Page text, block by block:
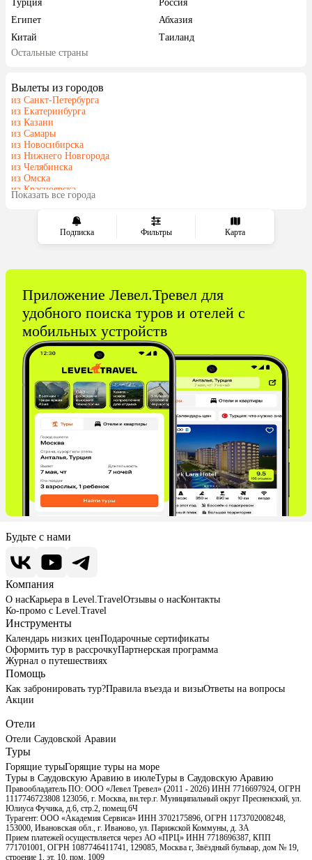
Подписка Фильтры Карта
Турция
Россия
Египет
Абхазия
Китай
Таиланд
Вьетнам
Индонезия
Шри-Ланка
Индия
Марокко
Оман
Венесуэла
Куба
Остальные страны
Вылеты из городов
из Санкт-Петербурга
из Екатеринбурга
из Казани
из Самары
из Новосибирска
из Нижнего Новгорода
из Челябинска
из Омска
из Красноярска
из Волгограда
Показать все города
Приложение Левел.Тревел для
удобного поиска туров и отелей с
мобильных устройств
Будьте с нами
Компания
О насКарьера в Level.TravelОтзывы о насКонтакты
Ко-промо с Level.Travel
Инструменты
Календарь низких ценПодарочные сертификаты
Оформить тур в рассрочкуПартнерская программа
Журнал о путешествиях
Помощь
Как забронировать тур?Правила въезда и визыОтветы на вопросы
Акции
Отели
Отели Саудовской Аравии
Туры
Горящие турыГорящие туры на море
Туры в Саудовскую Аравию в июлеТуры в Саудовскую Аравию
Правообладатель ПО: ООО «Левел Тревел» (2011 - 2026) ИНН 7716697924, ОГРН
1117746723808 123056, г. Москва, вн.тер.г. Муниципальный округ Пресненский, ул.
Юлиуса Фучика, д.6, стр.2, помещ.6Ч
Турагент: ООО «Академия Сервиса» ИНН 3702175896, ОГРН 1173702008248,
153000, Ивановская обл., г. Иваново, ул. Парижской Коммуны, д. ЗА
Прием платежей осуществляется через АО «ПРЦ» ИНН 7718696387, КПП
771701001, ОГРН 1087746411741, 129085, Москва г, Звёздный бульвар, дом № 19,
строение 1, эт. 10, пом. 1009